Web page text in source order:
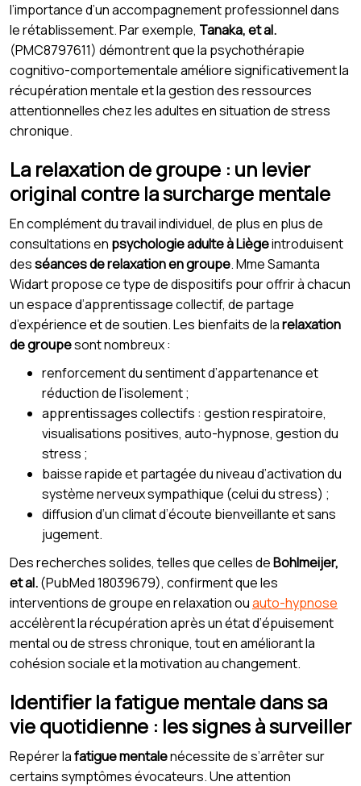
l’importance d’un accompagnement professionnel dans
le rétablissement. Par exemple, Tanaka, et al.
(PMC8797611) démontrent que la psychothérapie
cognitivo-comportementale améliore significativement la
récupération mentale et la gestion des ressources
attentionnelles chez les adultes en situation de stress
chronique.
La relaxation de groupe : un levier
original contre la surcharge mentale
En complément du travail individuel, de plus en plus de
consultations en psychologie adulte à Liègeintroduisent
desséances de relaxation en groupe. Mme Samanta
Widart propose ce type de dispositifs pour offrir à chacun
un espace d’apprentissage collectif, de partage
d’expérience et de soutien. Les bienfaits de larelaxation
de groupesont nombreux :
renforcement du sentiment d’appartenance et
réduction de l’isolement ;
apprentissages collectifs : gestion respiratoire,
visualisations positives, auto-hypnose, gestion du
stress ;
baisse rapide et partagée du niveau d’activation du
système nerveux sympathique (celui du stress) ;
diffusion d’un climat d’écoute bienveillante et sans
jugement.
Des recherches solides, telles que celles deBohlmeijer,
et al.(PubMed 18039679), confirment que les
interventions de groupe en relaxation ouauto-hypnose
accélèrent la récupération après un état d’épuisement
mental ou de stress chronique, tout en améliorant la
cohésion sociale et la motivation au changement.
Identifier la fatigue mentale dans sa
vie quotidienne : les signes à surveiller
Repérer lafatigue mentalenécessite de s’arrêter sur
certains symptômes évocateurs. Une attention